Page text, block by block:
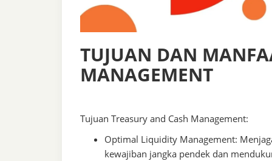
TUJUAN DAN
MANAGEMENT
Tujuan Treasury and Cash Management:
Optimal Liquidity Management:
kewajiban jangka pendek dan